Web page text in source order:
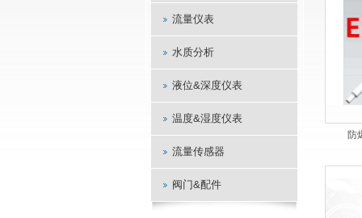
流量仪表
水质分析
液位&深度仪表
温度&湿度仪表
流量传感器
阀门&配件
防